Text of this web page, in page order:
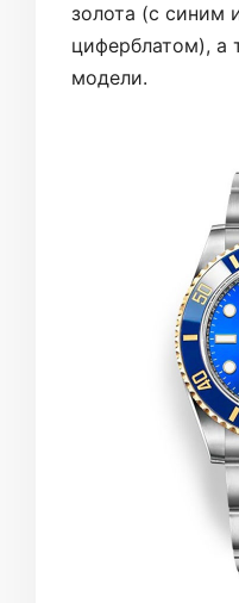
золота (с синим
циферблатом), а
модели.